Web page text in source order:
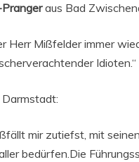
aus Bad
Herr Mißfelder immer
Idioten.“
Darmstadt:
mir zutiefst, mit
bedürfen.Die